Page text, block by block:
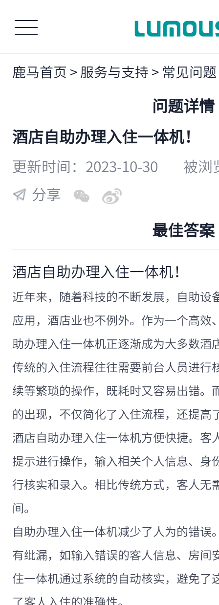
鹿马首页 > 服务与支持 > 常见问题
问题详情
酒店自助办理入住一体机！
更新时间：2023-10-30
被浏
分享
最佳答案
酒店自助办理入住一体机！
近年来，随着科技的不断发展，自助设
应用，酒店业也不例外。作为一个高效
助办理入住一体机正逐渐成为大多数酒
传统的入住流程往往需要前台人员进行
续等繁琐的操作，既耗时又容易出错。
的出现，不仅简化了入住流程，还提高
酒店自助办理入住一体机方便快捷。客
提示进行操作，输入相关个人信息、身
行核实和录入。相比传统方式，客人无
间。
自助办理入住一体机减少了人为的错误
有纰漏，如输入错误的客人信息、房间
住一体机通过系统的自动核实，避免了
了客人入住的准确性。